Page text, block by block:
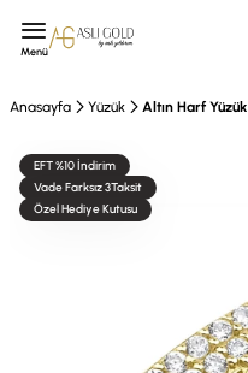
Menü
Anasayfa Yüzük Altın Harf Yüzük
EFT %10 İndirim
Vade Farksız 3Taksit
Özel Hediye Kutusu